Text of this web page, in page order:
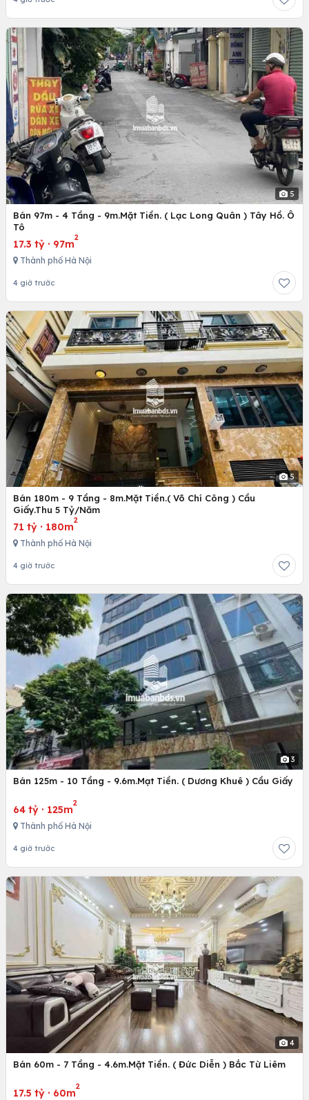
5
Bán 97m - 4 Tầng - 9m.Mặt Tiền. ( Lạc Long Quân ) Tây Hồ. Ô
Tô
17.3 tỷ · 97m
2
Thành phố Hà Nội
4 giờ trước
5
Bán 180m - 9 Tầng - 8m.Mặt Tiền.( Võ Chí Công ) Cầu
Giấy.Thu 5 Tỷ/Năm
71 tỷ · 180m
2
Thành phố Hà Nội
4 giờ trước
3
Bán 125m - 10 Tầng - 9.6m.Mạt Tiền. ( Dương Khuê ) Cầu Giấy
64 tỷ · 125m
2
Thành phố Hà Nội
4 giờ trước
4
Bán 60m - 7 Tầng - 4.6m.Mặt Tiền. ( Đức Diễn ) Bắc Từ Liêm
17.5 tỷ · 60m
2